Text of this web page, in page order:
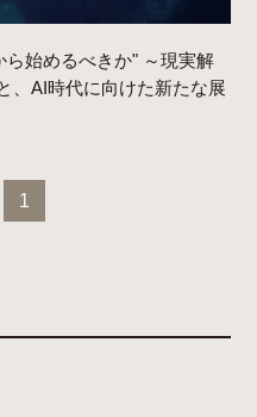
始めるべきか" ～現実解
、AI時代に向けた新たな展
1